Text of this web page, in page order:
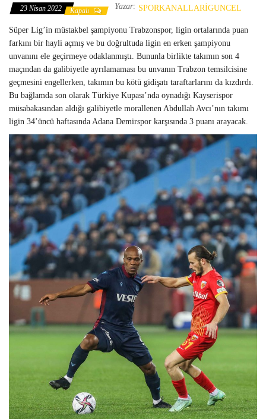
23 Nisan 2022 Kapalı Yazar: SPORKANALLARIGUNCEL
Süper Lig’in müstakbel şampiyonu Trabzonspor, ligin ortalarında puan
farkını bir hayli açmış ve bu doğrultuda ligin en erken şampiyonu
unvanını ele geçirmeye odaklanmıştı. Bununla birlikte takımın son 4
maçından da galibiyetle ayrılamaması bu unvanın Trabzon temsilcisine
geçmesini engellerken, takımın bu kötü gidişatı taraftarlarını da kızdırdı.
Bu bağlamda son olarak Türkiye Kupası’nda oynadığı Kayserispor
müsabakasından aldığı galibiyetle morallenen Abdullah Avcı’nın takımı
ligin 34’üncü haftasında Adana Demirspor karşısında 3 puanı arayacak.